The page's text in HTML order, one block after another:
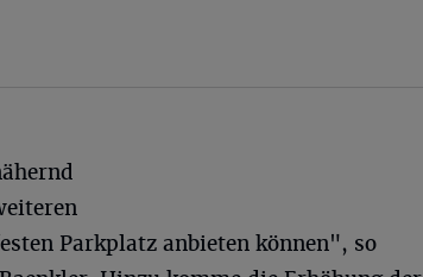
Parkplatz anbieten können", so